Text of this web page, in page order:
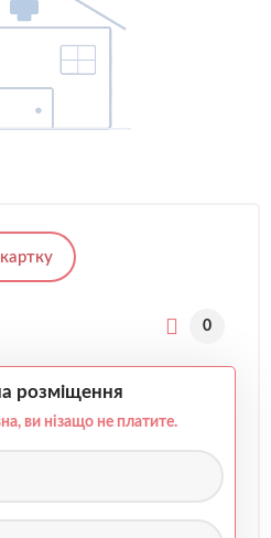
0
розміщення
ви нізащо не платите.